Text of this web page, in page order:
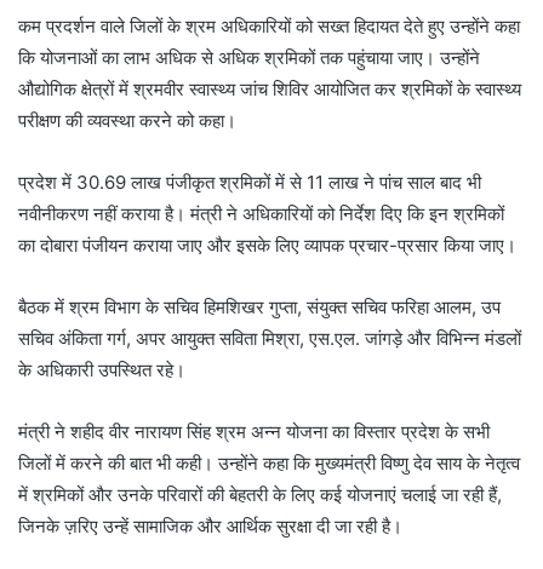
कम प्रदर्शन वाले जिलों के श्रम अधिकारियों को सख्त हिदायत देते हुए उन्होंने कहा
कि योजनाओं का लाभ अधिक से अधिक श्रमिकों तक पहुंचाया जाए। उन्होंने
औद्योगिक क्षेत्रों में श्रमवीर स्वास्थ्य जांच शिविर आयोजित कर श्रमिकों के स्वास्थ्य
परीक्षण की व्यवस्था करने को कहा।
प्रदेश में 30.69 लाख पंजीकृत श्रमिकों में से 11 लाख ने पांच साल बाद भी
नवीनीकरण नहीं कराया है। मंत्री ने अधिकारियों को निर्देश दिए कि इन श्रमिकों
का दोबारा पंजीयन कराया जाए और इसके लिए व्यापक प्रचार-प्रसार किया जाए।
बैठक में श्रम विभाग के सचिव हिमशिखर गुप्ता, संयुक्त सचिव फरिहा आलम, उप
सचिव अंकिता गर्ग, अपर आयुक्त सविता मिश्रा, एस.एल. जांगड़े और विभिन्न मंडलों
के अधिकारी उपस्थित रहे।
मंत्री ने शहीद वीर नारायण सिंह श्रम अन्न योजना का विस्तार प्रदेश के सभी
जिलों में करने की बात भी कही। उन्होंने कहा कि मुख्यमंत्री विष्णु देव साय के नेतृत्व
में श्रमिकों और उनके परिवारों की बेहतरी के लिए कई योजनाएं चलाई जा रही हैं,
जिनके ज़रिए उन्हें सामाजिक और आर्थिक सुरक्षा दी जा रही है।